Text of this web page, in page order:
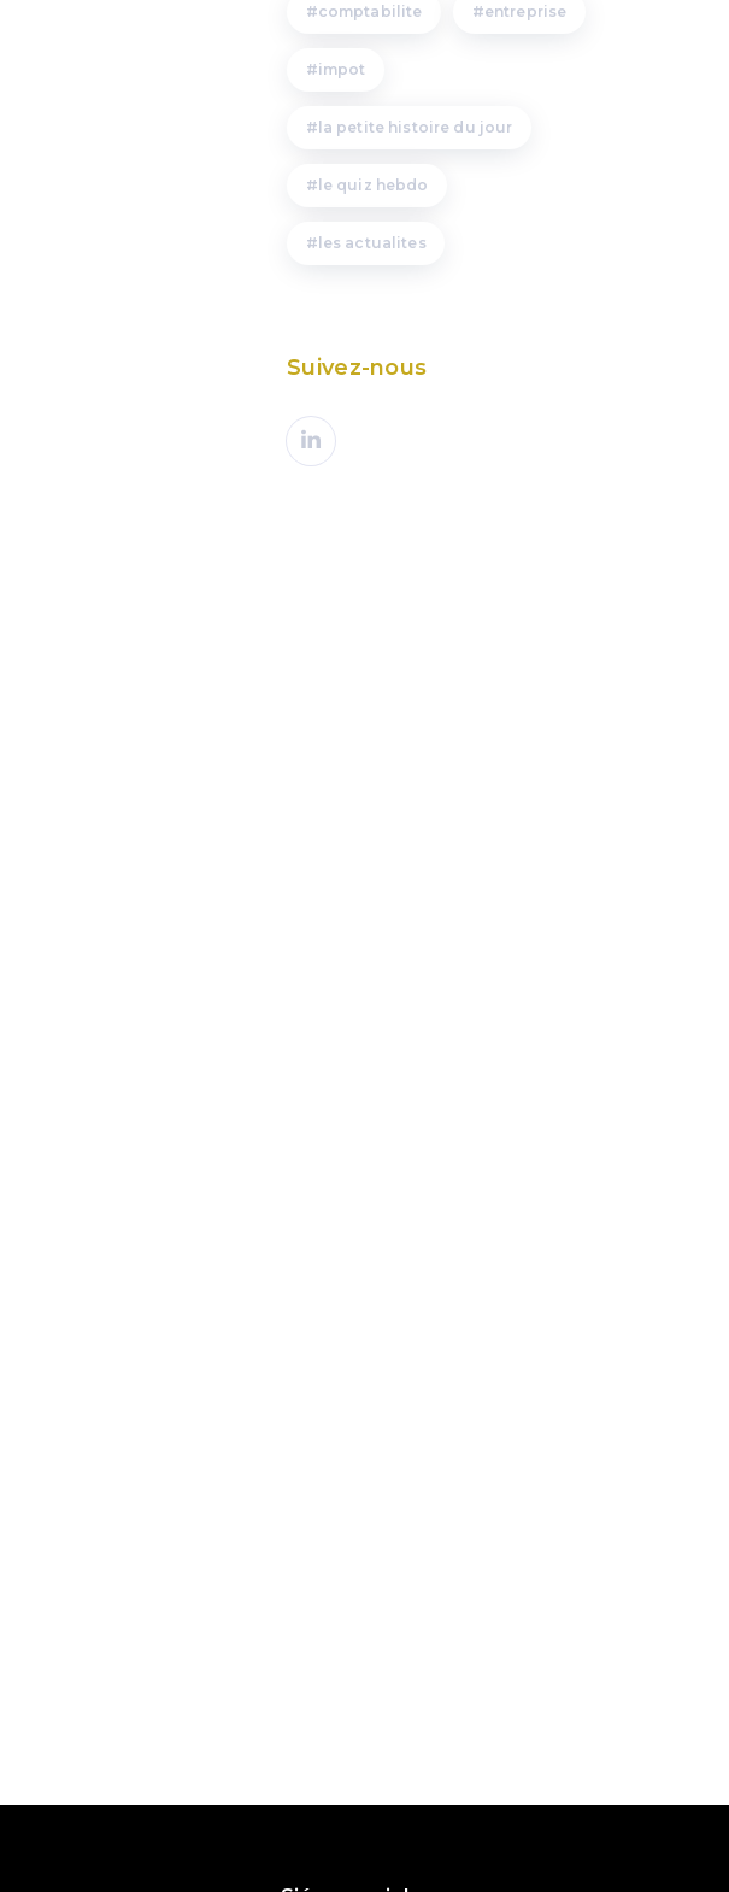
comptabilite entreprise
impot
la petite histoire du jour
le quiz hebdo
les actualites
Suivez-nous